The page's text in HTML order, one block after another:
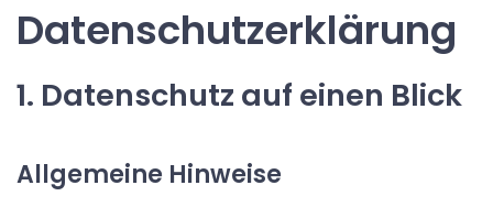
Datenschutzerklärung
1. Datenschutz auf einen Blick
Allgemeine Hinweise